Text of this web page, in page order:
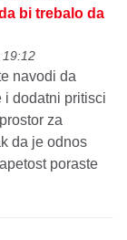
bi trebalo da
19:12
navodi da
i dodatni pritisci
za
da je odnos
poraste